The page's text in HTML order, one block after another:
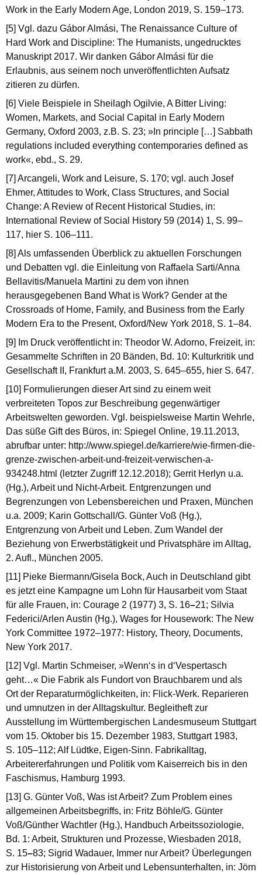
Work in the Early Modern Age, London 2019, S. 159–173.
[5] Vgl. dazu Gábor Almási, The Renaissance Culture of
Hard Work and Discipline: The Humanists, ungedrucktes
Manuskript 2017. Wir danken Gábor Almási für die
Erlaubnis, aus seinem noch unveröffentlichten Aufsatz
zitieren zu dürfen.
[6] Viele Beispiele in Sheilagh Ogilvie, A Bitter Living:
Women, Markets, and Social Capital in Early Modern
Germany, Oxford 2003, z.B. S. 23; »In principle […] Sabbath
regulations included everything contemporaries defined as
work«, ebd., S. 29.
[7] Arcangeli, Work and Leisure, S. 170; vgl. auch Josef
Ehmer, Attitudes to Work, Class Structures, and Social
Change: A Review of Recent Historical Studies, in:
International Review of Social History 59 (2014) 1, S. 99–
117, hier S. 106–111.
[8] Als umfassenden Überblick zu aktuellen Forschungen
und Debatten vgl. die Einleitung von Raffaela Sarti/Anna
Bellavitis/Manuela Martini zu dem von ihnen
herausgegebenen Band What is Work? Gender at the
Crossroads of Home, Family, and Business from the Early
Modern Era to the Present, Oxford/New York 2018, S. 1–84.
[9] Im Druck veröffentlicht in: Theodor W. Adorno, Freizeit, in:
Gesammelte Schriften in 20 Bänden, Bd. 10: Kulturkritik und
Gesellschaft II, Frankfurt a.M. 2003, S. 645–655, hier S. 647.
[10] Formulierungen dieser Art sind zu einem weit
verbreiteten Topos zur Beschreibung gegenwärtiger
Arbeitswelten geworden. Vgl. beispielsweise Martin Wehrle,
Das süße Gift des Büros, in: Spiegel Online, 19.11.2013,
abrufbar unter: http://www.spiegel.de/karriere/wie-firmen-die-
grenze-zwischen-arbeit-und-freizeit-verwischen-a-
934248.html (letzter Zugriff 12.12.2018); Gerrit Herlyn u.a.
(Hg.), Arbeit und Nicht-Arbeit. Entgrenzungen und
Begrenzungen von Lebensbereichen und Praxen, München
u.a. 2009; Karin Gottschall/G. Günter Voß (Hg.),
Entgrenzung von Arbeit und Leben. Zum Wandel der
Beziehung von Erwerbstätigkeit und Privatsphäre im Alltag,
2. Aufl., München 2005.
[11] Pieke Biermann/Gisela Bock, Auch in Deutschland gibt
es jetzt eine Kampagne um Lohn für Hausarbeit vom Staat
für alle Frauen, in: Courage 2 (1977) 3, S. 16–21; Silvia
Federici/Arlen Austin (Hg.), Wages for Housework: The New
York Committee 1972–1977: History, Theory, Documents,
New York 2017.
[12] Vgl. Martin Schmeiser, »Wenn‘s in d‘Vespertasch
geht…« Die Fabrik als Fundort von Brauchbarem und als
Ort der Reparaturmöglichkeiten, in: Flick-Werk. Reparieren
und umnutzen in der Alltagskultur. Begleitheft zur
Ausstellung im Württembergischen Landesmuseum Stuttgart
vom 15. Oktober bis 15. Dezember 1983, Stuttgart 1983,
S. 105–112; Alf Lüdtke, Eigen-Sinn. Fabrikalltag,
Arbeitererfahrungen und Politik vom Kaiserreich bis in den
Faschismus, Hamburg 1993.
[13] G. Günter Voß, Was ist Arbeit? Zum Problem eines
allgemeinen Arbeitsbegriffs, in: Fritz Böhle/G. Günter
Voß/Günther Wachtler (Hg.), Handbuch Arbeitssoziologie,
Bd. 1: Arbeit, Strukturen und Prozesse, Wiesbaden 2018,
S. 15–83; Sigrid Wadauer, Immer nur Arbeit? Überlegungen
zur Historisierung von Arbeit und Lebensunterhalten, in: Jörn